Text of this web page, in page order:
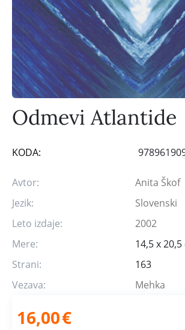
Odmevi Atlantide
KODA:
Avtor:
Anita Škof
Jezik:
Slovenski
Leto izdaje:
2002
Mere:
14,5 x 20,5
Strani:
163
Vezava:
Mehka
16,00€